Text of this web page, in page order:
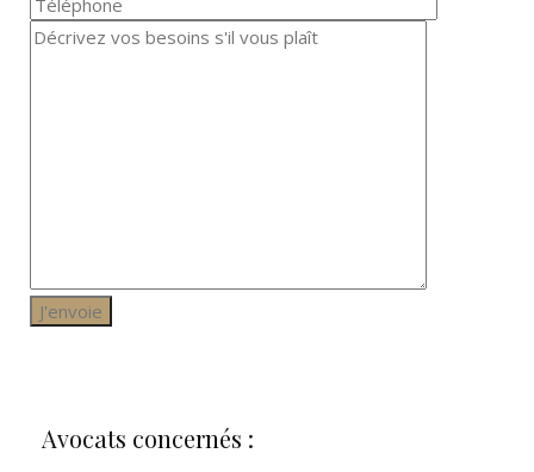
Avocats concernés :